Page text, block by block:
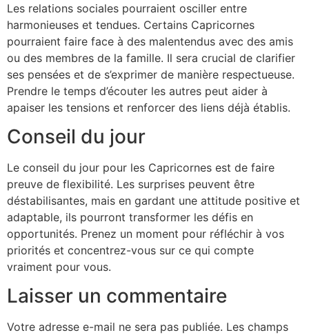
Les relations sociales pourraient osciller entre
harmonieuses et tendues. Certains Capricornes
pourraient faire face à des malentendus avec des amis
ou des membres de la famille. Il sera crucial de clarifier
ses pensées et de s’exprimer de manière respectueuse.
Prendre le temps d’écouter les autres peut aider à
apaiser les tensions et renforcer des liens déjà établis.
Conseil du jour
Le conseil du jour pour les Capricornes est de faire
preuve de flexibilité. Les surprises peuvent être
déstabilisantes, mais en gardant une attitude positive et
adaptable, ils pourront transformer les défis en
opportunités. Prenez un moment pour réfléchir à vos
priorités et concentrez-vous sur ce qui compte
vraiment pour vous.
Laisser un commentaire
Votre adresse e-mail ne sera pas publiée. Les champs